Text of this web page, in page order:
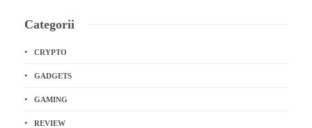
Categorii
CRYPTO
GADGETS
GAMING
REVIEW